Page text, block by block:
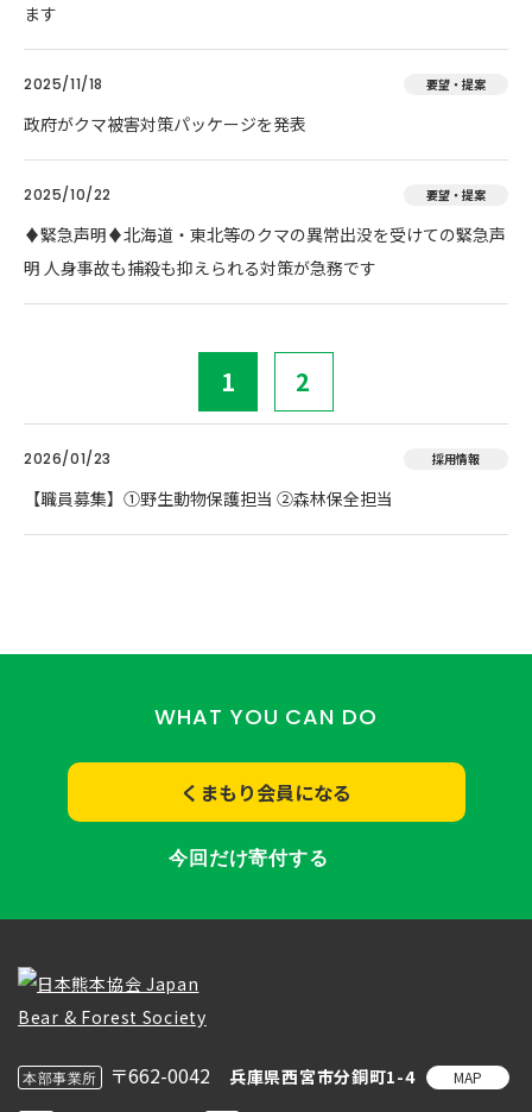
ます
2025/11/18 要望・提案
政府がクマ被害対策パッケージを発表
2025/10/22 要望・提案
♦️緊急声明♦️北海道・東北等のクマの異常出没を受けての緊急声
明 人身事故も捕殺も抑えられる対策が急務です
1 2
2026/01/23 採用情報
【職員募集】①野生動物保護担当 ②森林保全担当
WHAT YOU CAN DO
くまもり会員になる
今回だけ寄付する
本部事業所 〒662-0042 兵庫県西宮市分銅町1-4 MAP